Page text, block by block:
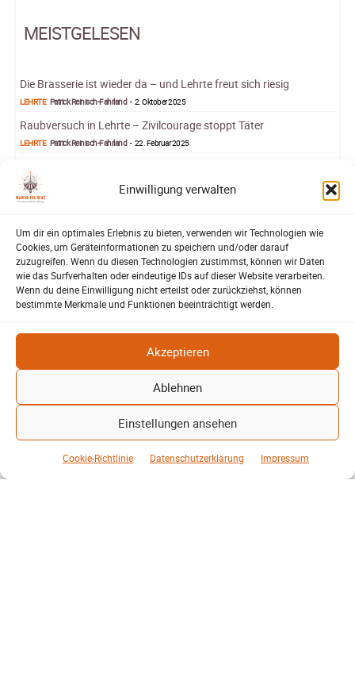
Einwilligung verwalten
Um dir ein optimales Erlebnis zu bieten, verwenden wir Technologien wie
Cookies, um Geräteinformationen zu speichern und/oder darauf
zuzugreifen. Wenn du diesen Technologien zustimmst, können wir Daten
wie das Surfverhalten oder eindeutige IDs auf dieser Website verarbeiten.
Wenn du deine Einwilligung nicht erteilst oder zurückziehst, können
bestimmte Merkmale und Funktionen beeinträchtigt werden.
Akzeptieren
Ablehnen
Einstellungen ansehen
Cookie-Richtlinie Datenschutzerklärung Impressum
MEISTGELESEN
Die Brasserie ist wieder da – und Lehrte freut sich riesig
LEHRTE Patrick Reinisch-Fahrland - 2. Oktober 2025
Raubversuch in Lehrte – Zivilcourage stoppt Täter
LEHRTE Patrick Reinisch-Fahrland - 22. Februar 2025
AUS DEM ARCHIV 23. April 2024
Rosenkohl und Fahrstuhl
Veranstaltungs-Kalender
NIEDERSACHSEN Patrick Reinisch-Fahrland - 7. Juni 2022
ARCHIVE
Juli 2026
Juni 2026